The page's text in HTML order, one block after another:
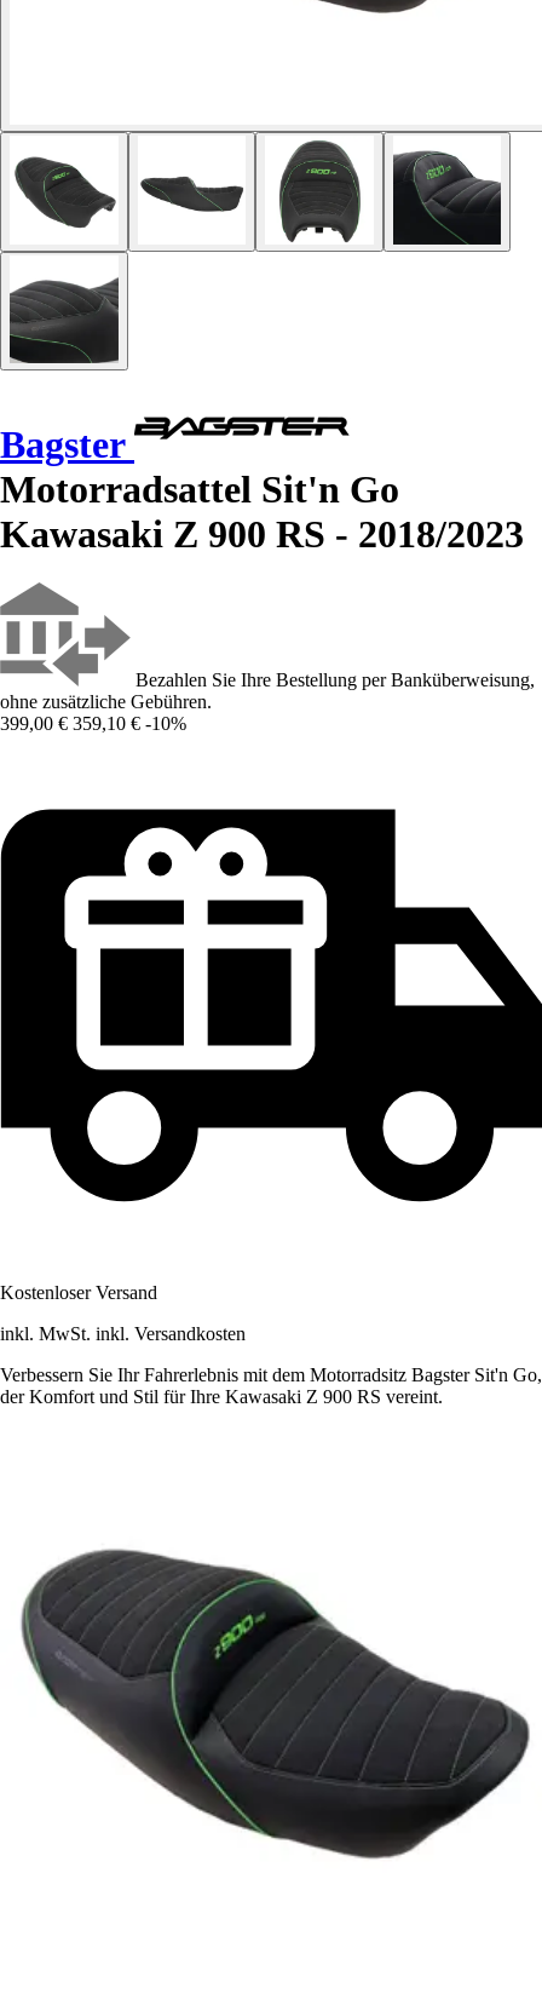
Bagster
Motorradsattel Sit'n Go
Kawasaki Z 900 RS - 2018/2023
Bezahlen Sie Ihre Bestellung per Banküberweisung,
ohne zusätzliche Gebühren.
399,00 € 359,10 € -10%
Kostenloser Versand
inkl. MwSt. inkl. Versandkosten
Verbessern Sie Ihr Fahrerlebnis mit dem Motorradsitz Bagster Sit'n Go,
der Komfort und Stil für Ihre Kawasaki Z 900 RS vereint.